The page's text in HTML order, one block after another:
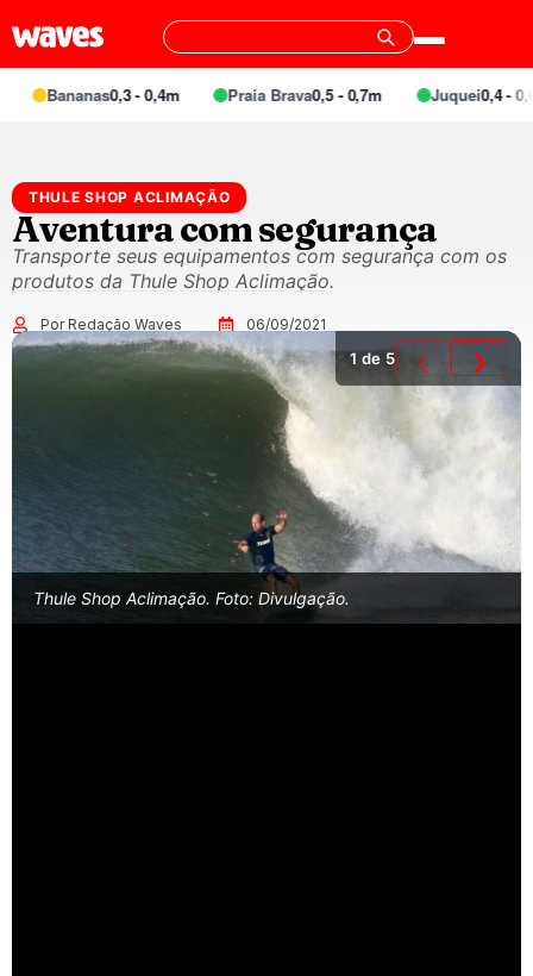
Bananas0,3 - 0,4m Praia Brava0,5 - 0,7m Juquei0,4 - 0,6m
THULE SHOP ACLIMAÇÃO
Aventura com segurança
Transporte seus equipamentos com segurança com os
produtos da Thule Shop Aclimação.
Por Redação Waves 06/09/2021
Thule Shop Aclimação. Foto: Divulgação.
1de 5 ❮ ❯